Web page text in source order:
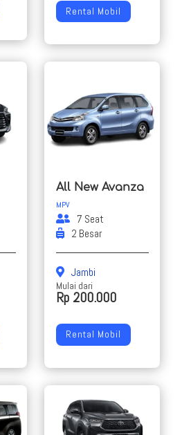
Rental Mobil
All New Avanza
MPV
7 Seat
2 Besar
Jambi
Mulai dari
Rp 200.000
Rental Mobil